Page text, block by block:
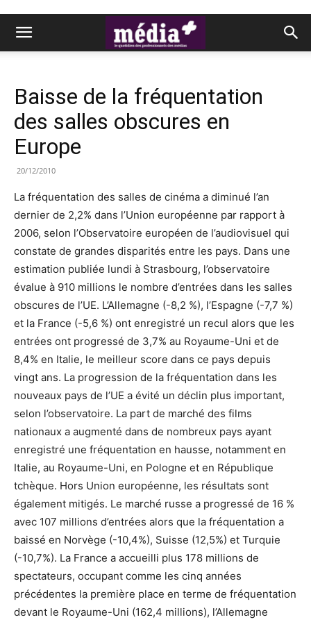
Baisse de la fréquentation
des salles obscures en
Europe
20/12/2010
La fréquentation des salles de cinéma a diminué l’an
dernier de 2,2% dans l’Union européenne par rapport à
2006, selon l’Observatoire européen de l’audiovisuel qui
constate de grandes disparités entre les pays. Dans une
estimation publiée lundi à Strasbourg, l’observatoire
évalue à 910 millions le nombre d’entrées dans les salles
obscures de l’UE. L’Allemagne (-8,2 %), l’Espagne (-7,7 %)
et la France (-5,6 %) ont enregistré un recul alors que les
entrées ont progressé de 3,7% au Royaume-Uni et de
8,4% en Italie, le meilleur score dans ce pays depuis
vingt ans. La progression de la fréquentation dans les
nouveaux pays de l’UE a évité un déclin plus important,
selon l’observatoire. La part de marché des films
nationaux a augmenté dans de nombreux pays ayant
enregistré une fréquentation en hausse, notamment en
Italie, au Royaume-Uni, en Pologne et en République
tchèque. Hors Union européenne, les résultats sont
également mitigés. Le marché russe a progressé de 16 %
avec 107 millions d’entrées alors que la fréquentation a
baissé en Norvège (-10,4%), Suisse (12,5%) et Turquie
(-10,7%). La France a accueilli plus 178 millions de
spectateurs, occupant comme les cinq années
précédentes la première place en terme de fréquentation
devant le Royaume-Uni (162,4 millions), l’Allemagne